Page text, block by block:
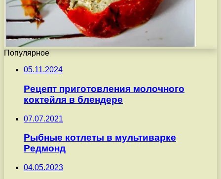
Популярное
05.11.2024
Рецепт приготовления молочного
коктейля в блендере
07.07.2021
Рыбные котлеты в мультиварке
Редмонд
04.05.2023